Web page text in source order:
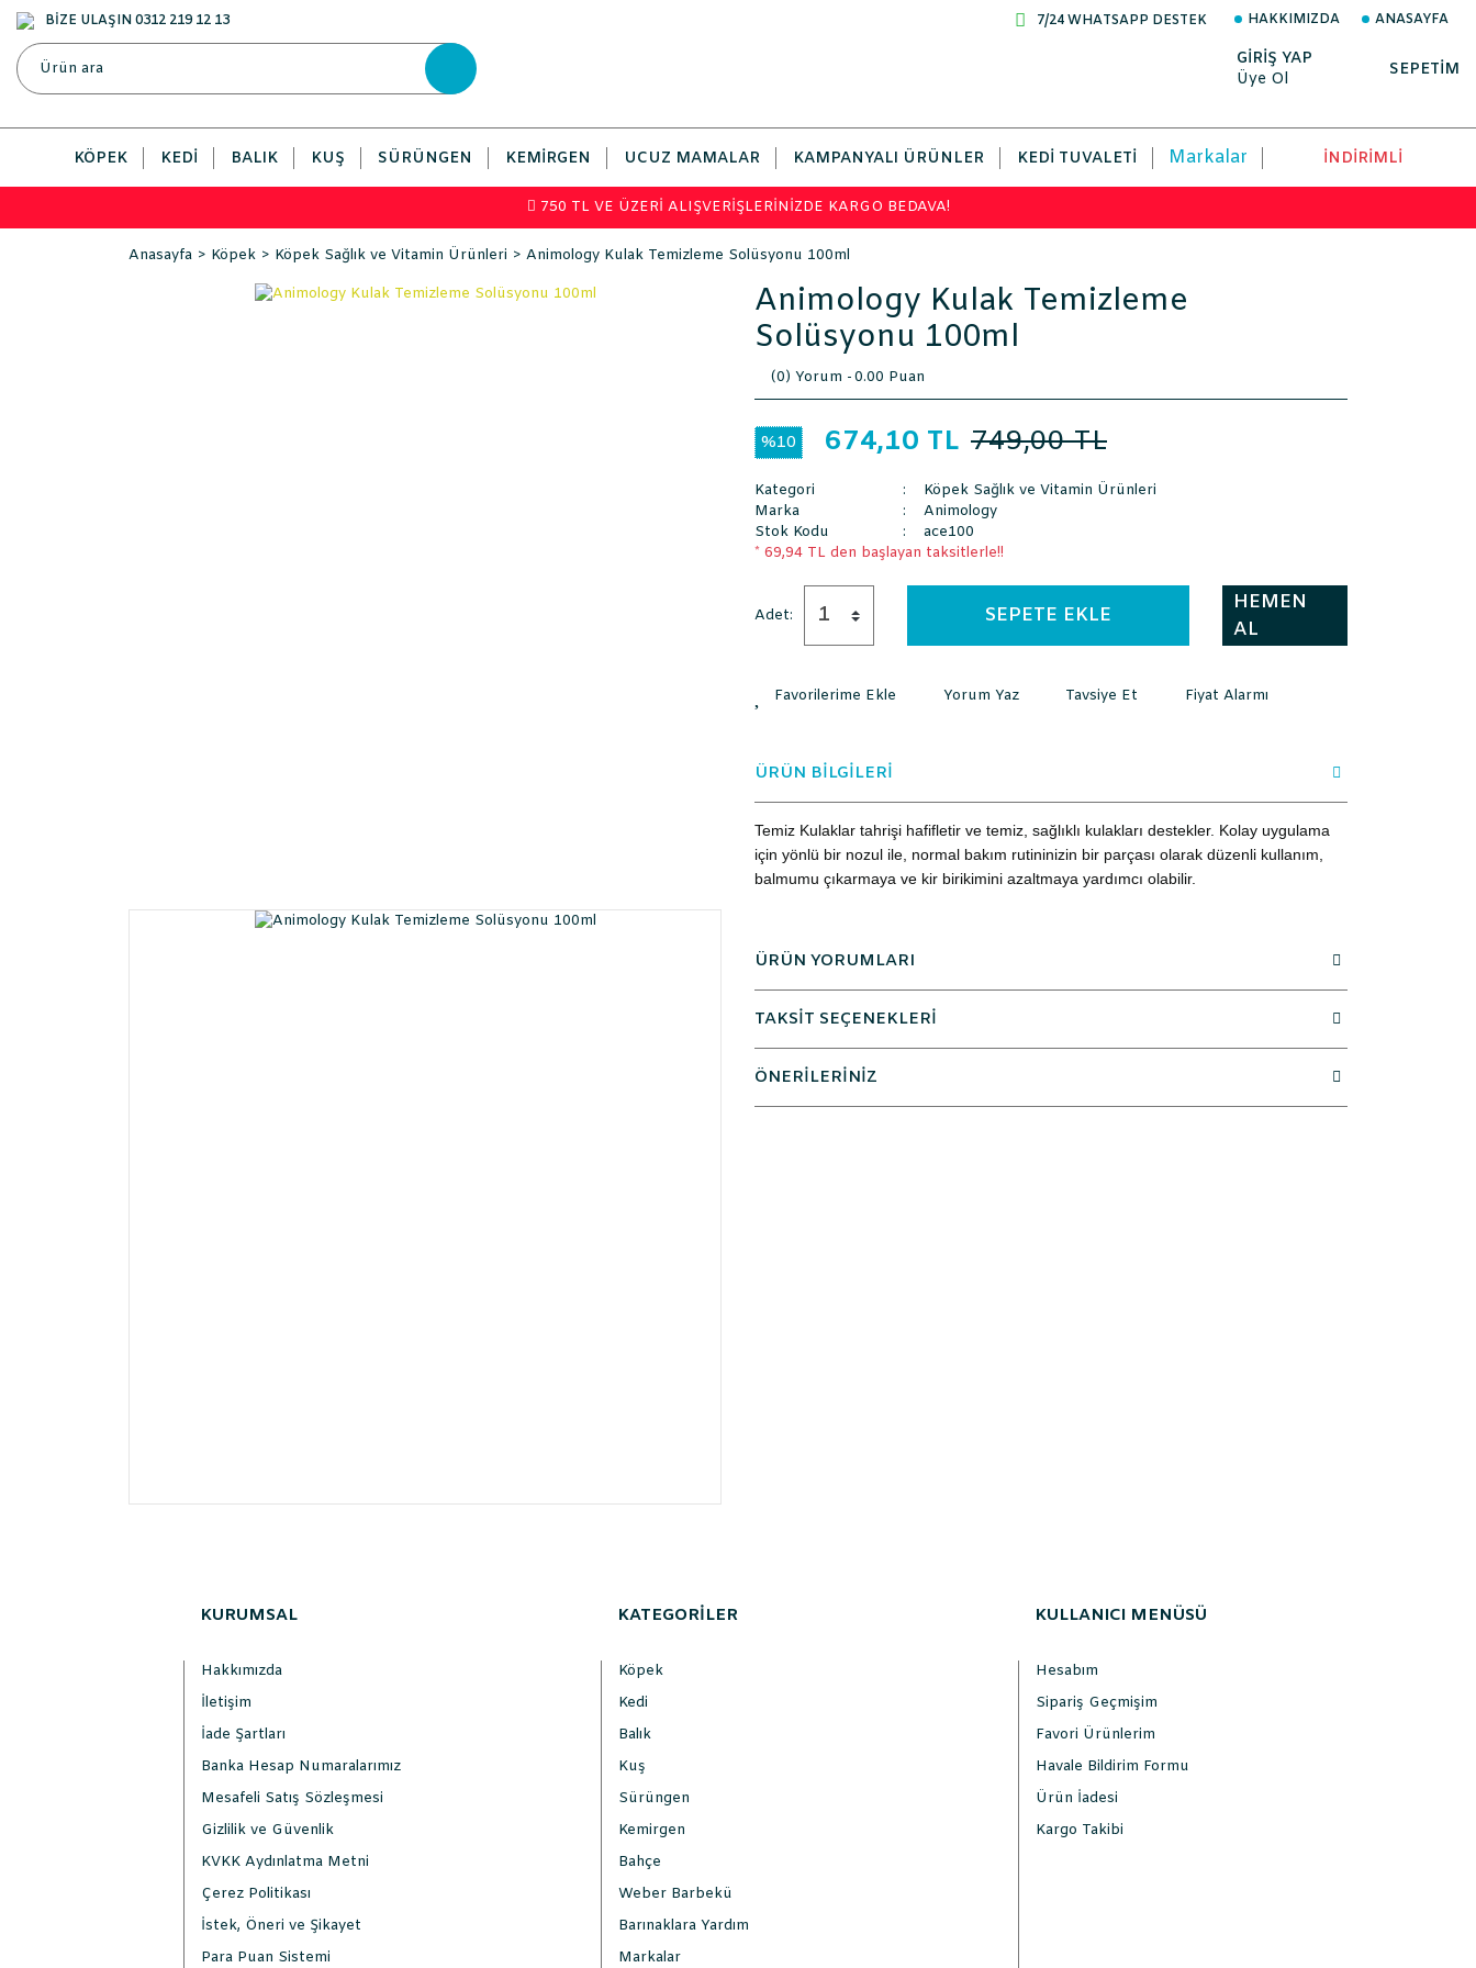
BİZE ULAŞIN 0312 219 12 13 7/24 WHATSAPP DESTEK HAKKIMIZDA ANASAYFA
GİRİŞ YAP
Üye Ol
SEPETİM
KÖPEK KEDI BALIK KUŞ SÜRÜNGEN KEMIRGEN UCUZ MAMALAR KAMPANYALI ÜRÜNLER KEDI TUVALETI Markalar İNDİRİMLİ
750 TL VE ÜZERİ ALIŞVERİŞLERİNİZDE KARGO BEDAVA!
Anasayfa Köpek Köpek Sağlık ve Vitamin Ürünleri Animology Kulak Temizleme Solüsyonu 100ml
Animology Kulak Temizleme
Solüsyonu 100ml
(0) Yorum -0.00 Puan
%10 674,10 TL 749,00 TL
Kategori
Köpek Sağlık ve Vitamin Ürünleri
Marka
Animology
Stok Kodu
ace100
* 69,94 TL den başlayan taksitlerle!!
Adet: SEPETE EKLE
HEMEN
AL
Yorum Yaz Tavsiye Et Fiyat Alarmı
ÜRÜN BİLGİLERİ
Temiz Kulaklar tahrişi hafifletir ve temiz, sağlıklı kulakları destekler. Kolay uygulama
için yönlü bir nozul ile, normal bakım rutininizin bir parçası olarak düzenli kullanım,
balmumu çıkarmaya ve kir birikimini azaltmaya yardımcı olabilir.
ÜRÜN YORUMLARI
TAKSİT SEÇENEKLERİ
ÖNERİLERİNİZ
KURUMSAL
Hakkımızda
İletişim
İade Şartları
Banka Hesap Numaralarımız
Mesafeli Satış Sözleşmesi
Gizlilik ve Güvenlik
KVKK Aydınlatma Metni
Çerez Politikası
İstek, Öneri ve Şikayet
Para Puan Sistemi
KATEGORİLER
Köpek
Kedi
Balık
Kuş
Sürüngen
Kemirgen
Bahçe
Weber Barbekü
Barınaklara Yardım
Markalar
KULLANICI MENÜSÜ
Hesabım
Sipariş Geçmişim
Favori Ürünlerim
Havale Bildirim Formu
Ürün İadesi
Kargo Takibi